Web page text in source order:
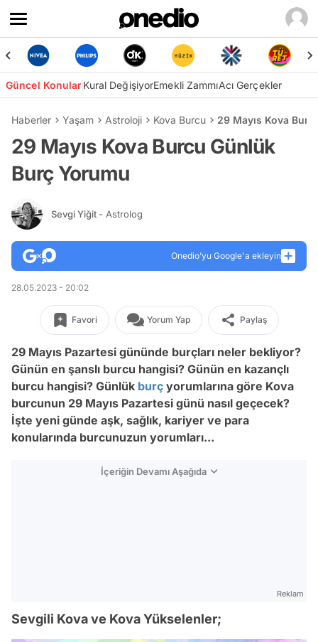
Güncel KonularKural DeğişiyorEmekli ZammıAcı Gerçekler
Haberler Yaşam Astroloji Kova Burcu 29 Mayıs Kova
29 Mayıs Kova Burcu Günlük
Burç Yorumu
Sevgi Yiğit - Astrolog
Onedio’yu Google'a ekleyin
28.05.2023 - 20:02
Favori Yorum Yap Paylaş
29 Mayıs Pazartesi gününde burçları neler bekliyor?
Günün en şanslı burcu hangisi? Günün en kazançlı
burcu hangisi? Günlük burç yorumlarına göre Kova
burcunun 29 Mayıs Pazartesi günü nasıl geçecek?
İşte yeni günde aşk, sağlık, kariyer ve para
konularında burcunuzun yorumları...
İçeriğin Devamı Aşağıda
Reklam
Sevgili Kova ve Kova Yükselenler;